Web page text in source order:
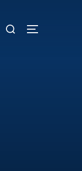
PERMUTER